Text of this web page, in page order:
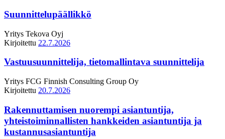
Suunnittelupäällikkö
Yritys Tekova Oyj
Kirjoitettu 22.7.2026
Vastuusuunnittelija, tietomallintava suunnittelija
Yritys FCG Finnish Consulting Group Oy
Kirjoitettu 20.7.2026
Rakennuttamisen nuorempi asiantuntija,
yhteistoiminnallisten hankkeiden asiantuntija ja
kustannusasiantuntija